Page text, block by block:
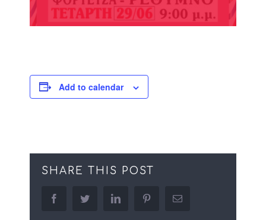
Add to calendar
SHARE THIS POST
facebooktwitter linkedin pinterestEmail